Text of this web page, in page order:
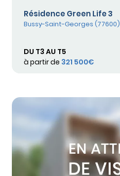
Résidence Green Life 3
Bussy-Saint-Georges (77600)
DU T3 AU T5
à partir de 321 500€